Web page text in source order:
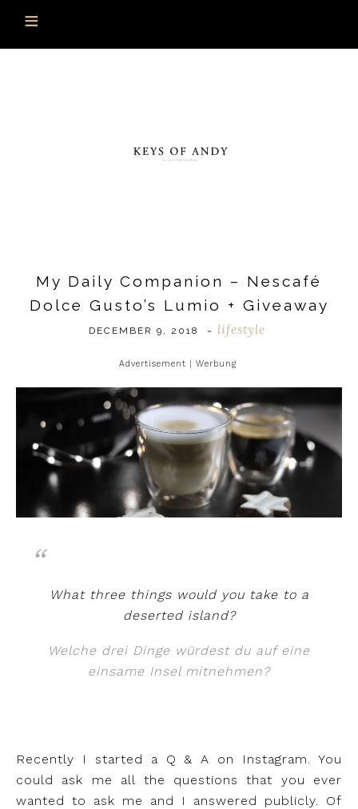
My Daily Companion – Nescafé
Dolce Gusto’s Lumio + Giveaway
DECEMBER 9, 2018 ~ lifestyle
Advertisement | Werbung
What three things would you take to a
deserted island?
Welche drei Dinge würdest du auf eine
einsame Insel mitnehmen?
Recently I started a Q & A on Instagram. You
could ask me all the questions that you ever
wanted to ask me and I answered publicly. Of